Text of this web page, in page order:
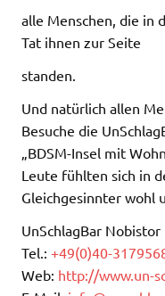
alle Menschen, die in
Tat ihnen zur Seite
standen.
Und natürlich allen
Besuche die
„BDSM-Insel mit
Leute fühlten sich in
Gleichgesinnter wohl
UnSchlagBar
Tel.: +49(0)40-
Web: http://www.un-